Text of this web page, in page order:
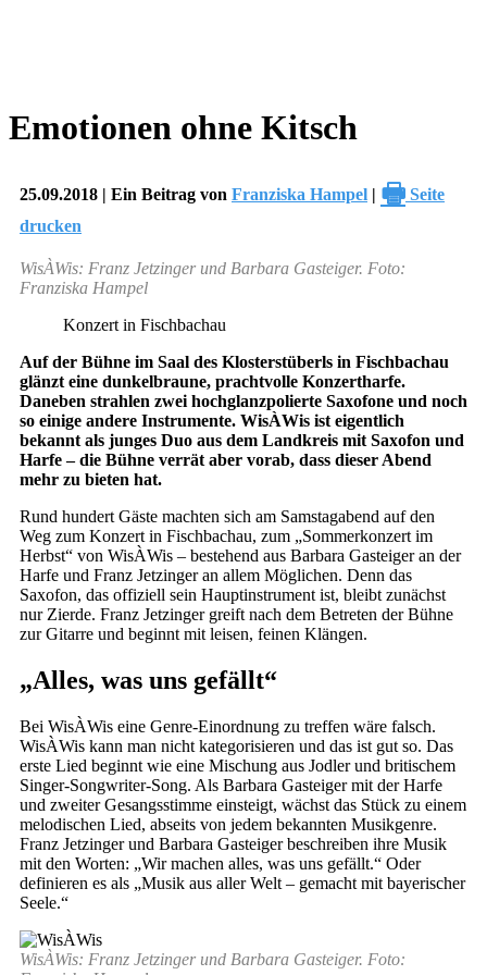
Emotionen ohne Kitsch
25.09.2018 | Ein Beitrag von Franziska Hampel | 🖶 Seite
drucken
WisÀWis: Franz Jetzinger und Barbara Gasteiger. Foto:
Franziska Hampel
Konzert in Fischbachau
Auf der Bühne im Saal des Klosterstüberls in Fischbachau
glänzt eine dunkelbraune, prachtvolle Konzertharfe.
Daneben strahlen zwei hochglanzpolierte Saxofone und noch
so einige andere Instrumente. WisÀWis ist eigentlich
bekannt als junges Duo aus dem Landkreis mit Saxofon und
Harfe – die Bühne verrät aber vorab, dass dieser Abend
mehr zu bieten hat.
Rund hundert Gäste machten sich am Samstagabend auf den
Weg zum Konzert in Fischbachau, zum „Sommerkonzert im
Herbst“ von WisÀWis – bestehend aus Barbara Gasteiger an der
Harfe und Franz Jetzinger an allem Möglichen. Denn das
Saxofon, das offiziell sein Hauptinstrument ist, bleibt zunächst
nur Zierde. Franz Jetzinger greift nach dem Betreten der Bühne
zur Gitarre und beginnt mit leisen, feinen Klängen.
„Alles, was uns gefällt“
Bei WisÀWis eine Genre-Einordnung zu treffen wäre falsch.
WisÀWis kann man nicht kategorisieren und das ist gut so. Das
erste Lied beginnt wie eine Mischung aus Jodler und britischem
Singer-Songwriter-Song. Als Barbara Gasteiger mit der Harfe
und zweiter Gesangsstimme einsteigt, wächst das Stück zu einem
melodischen Lied, abseits von jedem bekannten Musikgenre.
Franz Jetzinger und Barbara Gasteiger beschreiben ihre Musik
mit den Worten: „Wir machen alles, was uns gefällt.“ Oder
definieren es als „Musik aus aller Welt – gemacht mit bayerischer
Seele.“
WisÀWis: Franz Jetzinger und Barbara Gasteiger. Foto: